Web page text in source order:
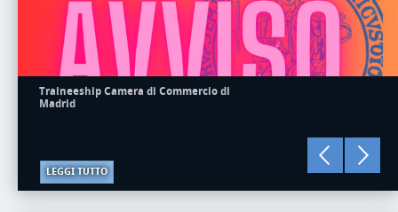
Traineeship Camera di Commercio di
Madrid
LEGGI TUTTO